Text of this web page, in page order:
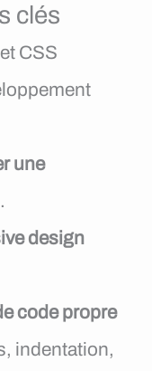
clés
CSS
une
design
code propre
indentation,